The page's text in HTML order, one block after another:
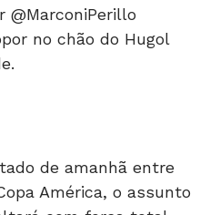
@MarconiPerillo
no chão do Hugol
de amanhã entre
América, o assunto